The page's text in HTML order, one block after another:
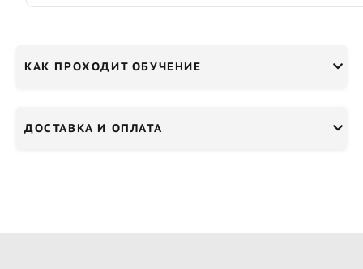
КАК ПРОХОДИТ ОБУЧЕНИЕ
ДОСТАВКА И ОПЛАТА